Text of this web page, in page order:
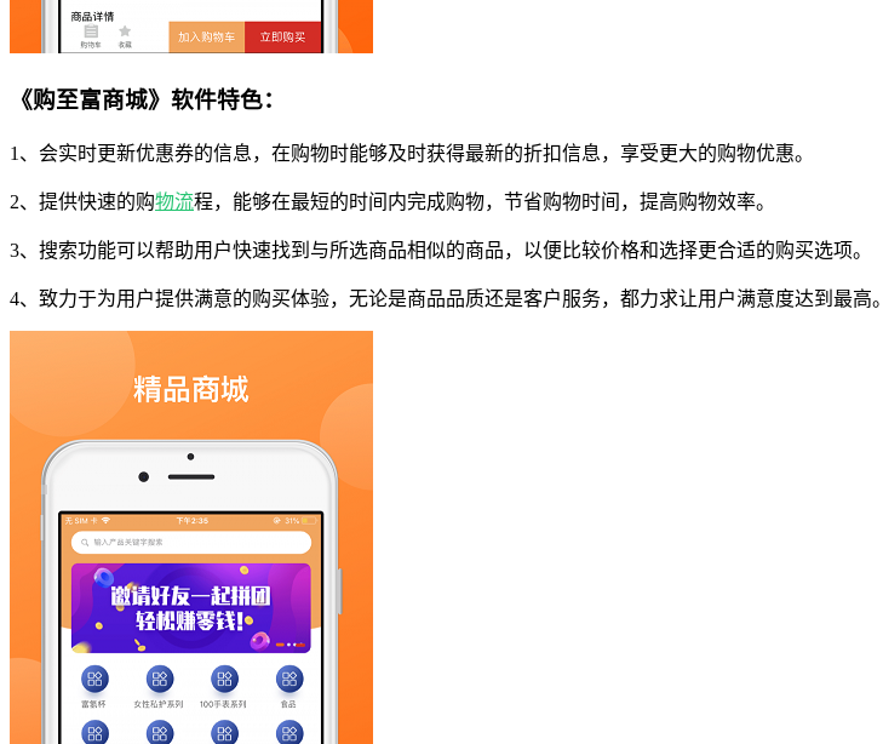
《购至富商城》软件特色：
1、会实时更新优惠券的信息，在购物时能够及时获得最新的折扣信息，享受更大的购物优惠。
2、提供快速的购物流程，能够在最短的时间内完成购物，节省购物时间，提高购物效率。
3、搜索功能可以帮助用户快速找到与所选商品相似的商品，以便比较价格和选择更合适的购买选项。
4、致力于为用户提供满意的购买体验，无论是商品品质还是客户服务，都力求让用户满意度达到最高。